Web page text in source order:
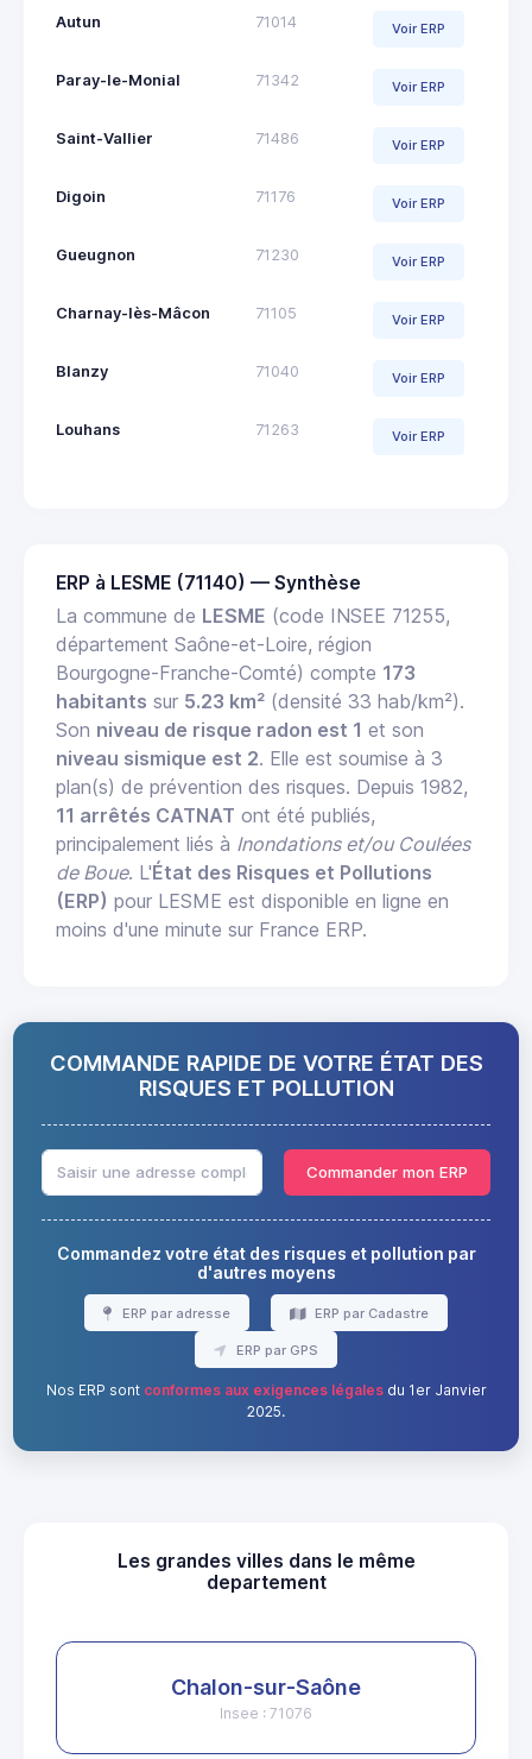
Autun 71014 Voir ERP
Paray-le-Monial 71342 Voir ERP
Saint-Vallier 71486 Voir ERP
Digoin 71176 Voir ERP
Gueugnon 71230 Voir ERP
Charnay-lès-Mâcon 71105 Voir ERP
Blanzy 71040 Voir ERP
Louhans 71263 Voir ERP
ERP à LESME (71140) — Synthèse
La commune de LESME (code INSEE 71255,
département Saône-et-Loire, région
Bourgogne-Franche-Comté) compte 173
habitants sur 5.23 km² (densité 33 hab/km²).
Son niveau de risque radon est 1 et son
niveau sismique est 2. Elle est soumise à 3
plan(s) de prévention des risques. Depuis 1982,
11 arrêtés CATNAT ont été publiés,
principalement liés à Inondations et/ou Coulées
de Boue. L'État des Risques et Pollutions
(ERP) pour LESME est disponible en ligne en
moins d'une minute sur France ERP.
COMMANDE RAPIDE DE VOTRE ÉTAT DES
RISQUES ET POLLUTION
Commander mon ERP
Commandez votre état des risques et pollution par
d'autres moyens
ERP par adresse ERP par Cadastre
ERP par GPS
Nos ERP sont conformes aux exigences légalesdu 1er Janvier
2025.
Les grandes villes dans le même
departement
Chalon-sur-Saône
Insee : 71076